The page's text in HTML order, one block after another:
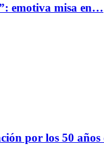
emotiva misa en…
por los 50